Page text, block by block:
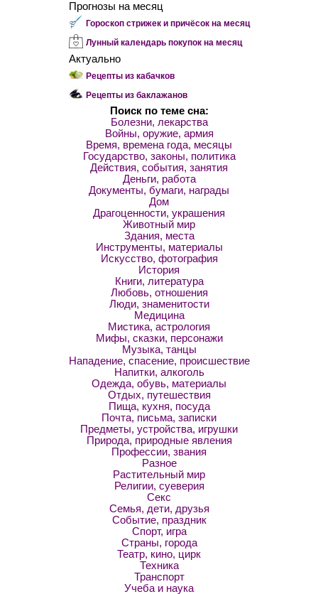
Прогнозы на месяц
Гороскоп стрижек и причёсок на месяц
Лунный календарь покупок на месяц
Актуально
Рецепты из кабачков
Рецепты из баклажанов
Поиск по теме сна:
Болезни, лекарства
Войны, оружие, армия
Время, времена года, месяцы
Государство, законы, политика
Действия, события, занятия
Деньги, работа
Документы, бумаги, награды
Дом
Драгоценности, украшения
Животный мир
Здания, места
Инструменты, материалы
Искусство, фотография
История
Книги, литература
Любовь, отношения
Люди, знаменитости
Медицина
Мистика, астрология
Мифы, сказки, персонажи
Музыка, танцы
Нападение, спасение, происшествие
Напитки, алкоголь
Одежда, обувь, материалы
Отдых, путешествия
Пища, кухня, посуда
Почта, письма, записки
Предметы, устройства, игрушки
Природа, природные явления
Профессии, звания
Разное
Растительный мир
Религии, суеверия
Секс
Семья, дети, друзья
Событие, праздник
Спорт, игра
Страны, города
Театр, кино, цирк
Техника
Транспорт
Учеба и наука